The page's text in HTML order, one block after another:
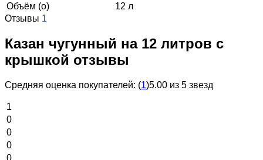
Объём (о)
12 л
Отзывы 1
Казан чугунный на 12 литров с
крышкой отзывы
Средняя оценка покупателей: (1)5.00 из 5 звезд
1
0
0
0
0